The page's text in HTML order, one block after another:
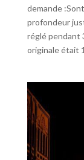
demande
profondeur
réglé pendant
originale était